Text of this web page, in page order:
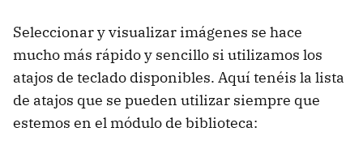
Seleccionar y visualizar imágenes se hace
mucho más rápido y sencillo si utilizamos los
atajos de teclado disponibles. Aquí tenéis la lista
de atajos que se pueden utilizar siempre que
estemos en el módulo de biblioteca: